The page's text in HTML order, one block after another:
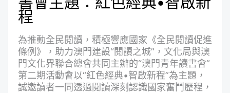
程
為推動全民閱讀，積極響應國家《全民閱讀促進
條例》，助力澳門建設“閱讀之城”，文化局與澳
門文化界聯合總會共同主辦的“澳門青年讀書會”
第二期活動會以“紅色經典•智啟新程”為主題，
誠邀讀者一同透過閱讀深刻認識國家奮鬥歷程，